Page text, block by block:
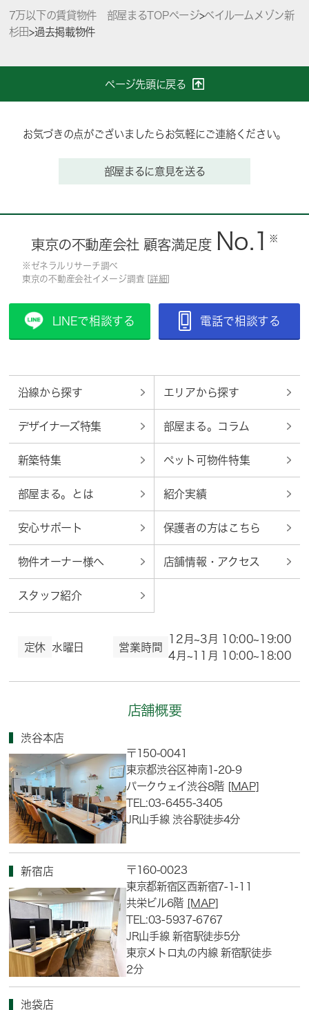
7万以下の賃貸物件 部屋まるTOPページ>ベイルームメゾン新
杉田>過去掲載物件
ページ先頭に戻る
お気づきの点がございましたらお気軽にご連絡ください。
部屋まるに意見を送る
東京の不動産会社 顧客満足度 No.1 ※
※ゼネラルリサーチ調べ
東京の不動産会社イメージ調査 [ 詳細
LINEで相談する 電話で相談する
沿線から探す エリアから探す
デザイナーズ特集 部屋まる。コラム
新築特集 ペット可物件特集
部屋まる。とは 紹介実績
安心サポート 保護者の方はこちら
物件オーナー様へ 店舗情報・アクセス
スタッフ紹介
定休 水曜日 営業時間
12月~3月 10:00~19:00
4月~11月 10:00~18:00
店舗概要
渋谷本店
〒150-0041
東京都渋谷区神南1-20-9
パークウェイ渋谷8階 [MAP]
TEL:03-6455-3405
JR山手線 渋谷駅徒歩4分
新宿店
〒160-0023
東京都新宿区西新宿7-1-11
共栄ビル6階 [MAP]
TEL:03-5937-6767
JR山手線 新宿駅徒歩5分
東京メトロ丸の内線 新宿駅徒歩
2分
池袋店